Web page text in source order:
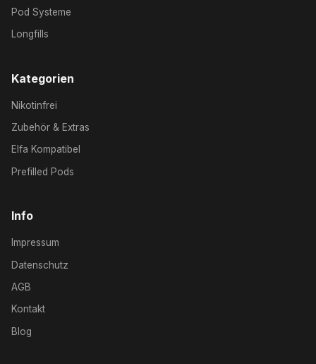
Pod Systeme
Longfills
Kategorien
Nikotinfrei
Zubehör & Extras
Elfa Kompatibel
Prefilled Pods
Info
Impressum
Datenschutz
AGB
Kontakt
Blog